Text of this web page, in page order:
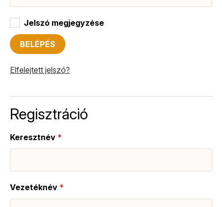
Jelszó megjegyzése
BELÉPÉS
Elfelejtett jelszó?
Regisztráció
Keresztnév *
Vezetéknév *